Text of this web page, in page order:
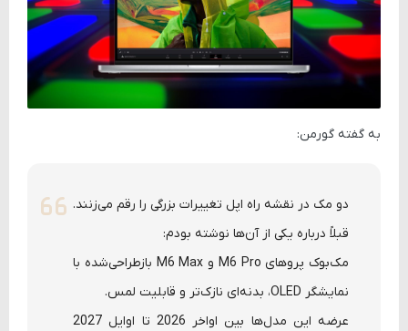
به گفته گورمن:
دو مک در نقشه راه اپل تغییرات بزرگی را رقم می‌زنند.
قبلاً درباره یکی از آن‌ها نوشته بودم:
مک‌بوک پروهای M6 Pro و M6 Max بازطراحی‌شده با
نمایشگر OLED، بدنه‌ای نازک‌تر و قابلیت لمس.
عرضه این مدل‌ها بین اواخر 2026 تا اوایل 2027